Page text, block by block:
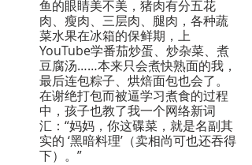
鱼的眼睛美不美，猪肉有分五花
肉、瘦肉、三层肉、腿肉，各种蔬
菜水果在冰箱的保鲜期，上
YouTube学番茄炒蛋、炒杂菜、煮
豆腐汤……本来只会煮快熟面的我，
最后连包粽子、烘焙面包也会了。
在谢绝打包而被逼学习煮食的过程
中，孩子也教了我一个网络新词
汇：“妈妈，你这碟菜，就是名副其
实的 ‘黑暗料理’（卖相尚可也还吞得
下）。”